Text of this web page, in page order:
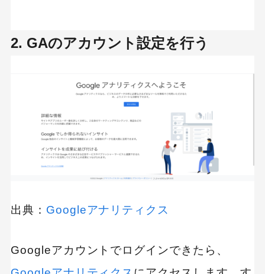
2. GAのアカウント設定を行う
出典： Googleアナリティクス
Googleアカウントでログインできたら、